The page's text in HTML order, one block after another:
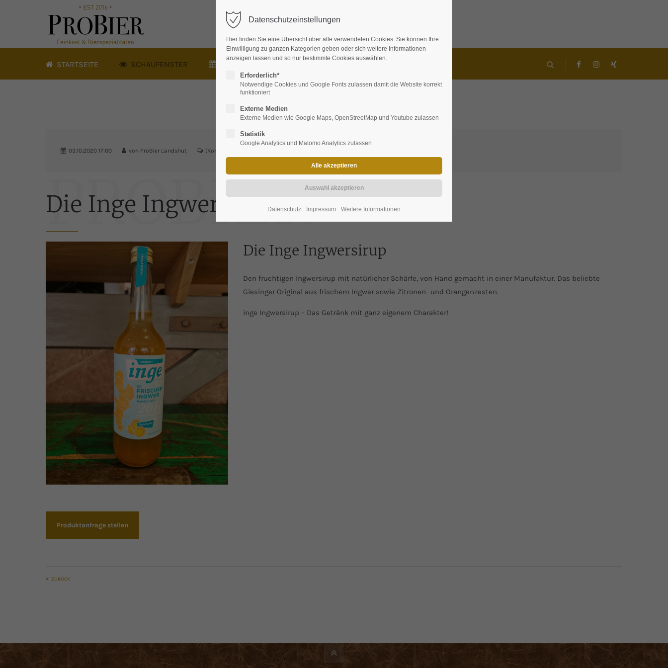
STARTSEITE SCHAUFENSTER EVENTS
03.10.2020 17:00 von ProBier Landshut (Kommentare: 0)
PROBIER
Die Inge Ingwersirup
Die Inge Ingwersirup
Den fruchtigen Ingwersirup mit natürlicher Schärfe, von Hand gemacht in einer Manufaktur. Das beliebte
Giesinger Original aus frischem Ingwer sowie Zitronen- und Orangenzesten.
inge Ingwersirup – Das Getränk mit ganz eigenem Charakter!
Produktanfrage stellen
ZURÜCK
Datenschutzeinstellungen
Hier finden Sie eine Übersicht über alle verwendeten Cookies. Sie können Ihre
Einwilligung zu ganzen Kategorien geben oder sich weitere Informationen
anzeigen lassen und so nur bestimmte Cookies auswählen.
Erforderlich*
Notwendige Cookies und Google Fonts zulassen damit die Website korrekt
funktioniert
Externe Medien
Externe Medien wie Google Maps, OpenStreetMap und Youtube zulassen
Statistik
Google Analytics und Matomo Analytics zulassen
Datenschutz Impressum Weitere Informationen